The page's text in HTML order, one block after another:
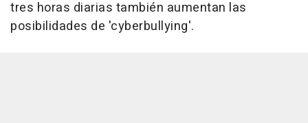
tres horas diarias también aumentan las
posibilidades de 'cyberbullying'.